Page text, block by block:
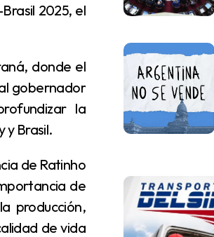
2025, el
gobernador
la
y Brasil.
de
producción,
de vida